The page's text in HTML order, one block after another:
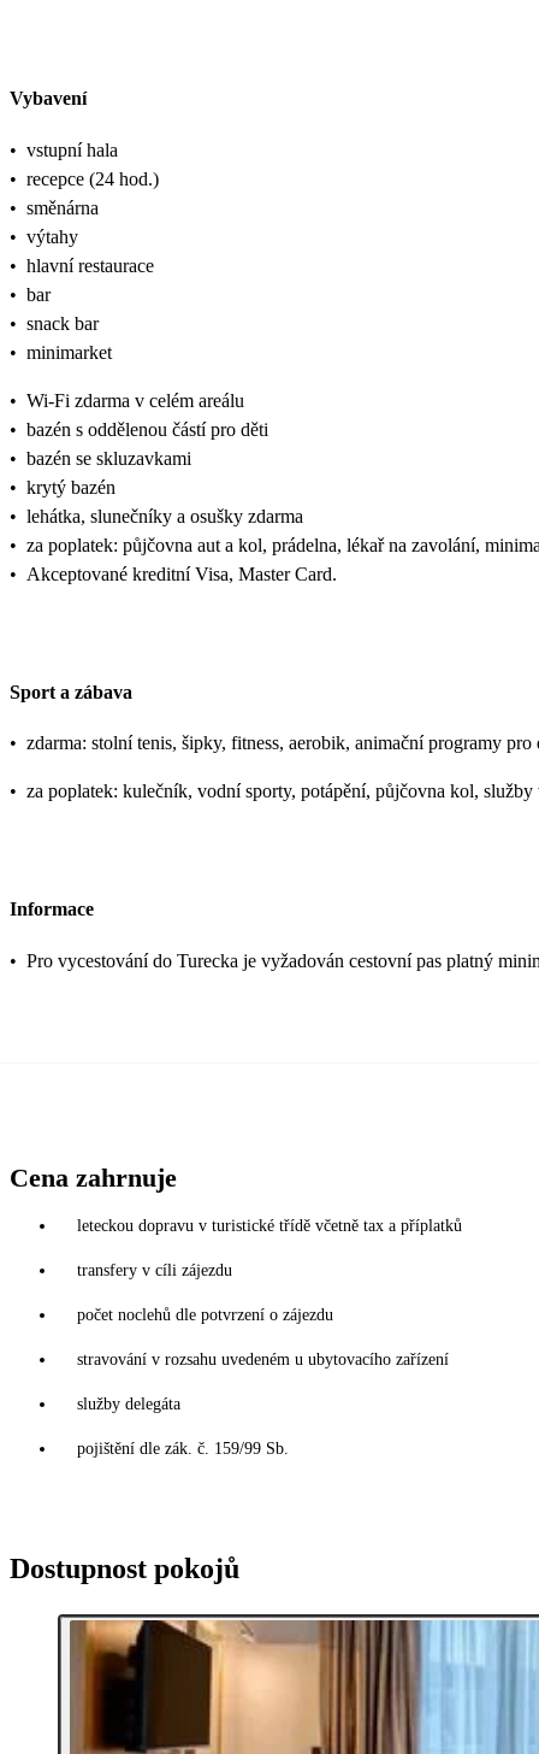
Vybavení
• vstupní hala
• recepce (24 hod.)
• směnárna
• výtahy
• hlavní restaurace
• bar
• snack bar
• minimarket
• Wi-Fi zdarma v celém areálu
• bazén s oddělenou částí pro děti
• bazén se skluzavkami
• krytý bazén
• lehátka, slunečníky a osušky zdarma
• za poplatek: půjčovna aut a kol, prádelna, lékař na zavolání,
• Akceptované kreditní Visa, Master Card.
Sport a zábava
• zdarma: stolní tenis, šipky, fitness, aerobik, animační programy
• za poplatek: kulečník, vodní sporty, potápění, půjčovna kol, služby
Informace
• Pro vycestování do Turecka je vyžadován cestovní pas platný
Cena zahrnuje
leteckou dopravu v turistické třídě včetně tax a příplatků
transfery v cíli zájezdu
počet noclehů dle potvrzení o zájezdu
stravování v rozsahu uvedeném u ubytovacího zařízení
služby delegáta
pojištění dle zák. č. 159/99 Sb.
Dostupnost pokojů